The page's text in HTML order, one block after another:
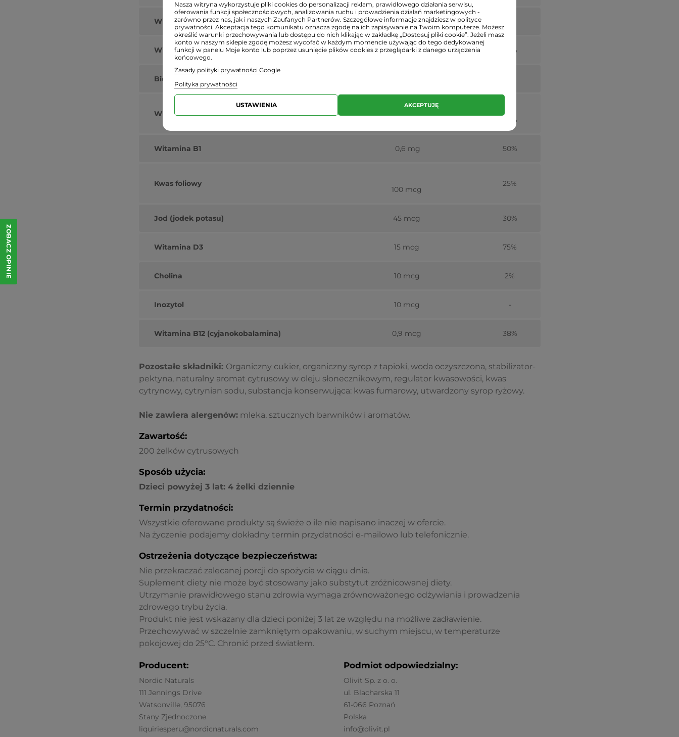
Witamina A (beta-karoten) 300 mcg
Witamina B6 0,5 mg 29%
Biotyna
Witamina B2 0,85 mg
65%
Witamina B1 0,6 mg 50%
Kwas foliowy
100 mcg
25%
Jod (jodek potasu) 45 mcg 30%
Witamina D3 15 mcg 75%
Cholina 10 mcg 2%
Inozytol 10 mcg -
Witamina B12 (cyjanokobalamina) 0,9 mcg 38%
Pozostałe składniki: Organiczny cukier, organiczny syrop z tapioki, woda oczyszczona, stabilizator-
pektyna, naturalny aromat cytrusowy w oleju słonecznikowym, regulator kwasowości, kwas
cytrynowy, cytrynian sodu, substancja konserwująca: kwas fumarowy, utwardzony syrop ryżowy.
Nie zawiera alergenów:mleka, sztucznych barwników i aromatów.
Zawartość:
200 żelków cytrusowych
Sposób użycia:
Dzieci powyżej 3 lat: 4 żelki dziennie
Termin przydatności:
Wszystkie oferowane produkty są świeże o ile nie napisano inaczej w ofercie.
Na życzenie podajemy dokładny termin przydatności e-mailowo lub telefonicznie.
Ostrzeżenia dotyczące bezpieczeństwa:
Nie przekraczać zalecanej porcji do spożycia w ciągu dnia.
Suplement diety nie może być stosowany jako substytut zróżnicowanej diety.
Utrzymanie prawidłowego stanu zdrowia wymaga zrównoważonego odżywiania i prowadzenia
zdrowego trybu życia.
Produkt nie jest wskazany dla dzieci poniżej 3 lat ze względu na możliwe zadławienie.
Przechowywać w szczelnie zamkniętym opakowaniu, w suchym miejscu, w temperaturze
pokojowej do 25°C. Chronić przed światłem.
Producent:
Nordic Naturals
111 Jennings Drive
Watsonville, 95076
Stany Zjednoczone
liquiriesperu@nordicnaturals.com
Podmiot odpowiedzialny:
Olivit Sp. z o. o.
ul. Blacharska 11
61-066 Poznań
Polska
info@olivit.pl
Nasza witryna wykorzystuje pliki cookies do personalizacji reklam, prawidłowego działania serwisu,
oferowania funkcji społecznościowych, analizowania ruchu i prowadzienia działań marketingowych -
zarówno przez nas, jak i naszych Zaufanych Partnerów. Szczegółowe informacje znajdziesz w polityce
prywatności. Akceptacja tego komunikatu oznacza zgodę na ich zapisywanie na Twoim komputerze. Możesz
określić warunki przechowywania lub dostępu do nich klikając w zakładkę „Dostosuj pliki cookie”. Jeżeli masz
konto w naszym sklepie zgodę możesz wycofać w każdym momencie używając do tego dedykowanej
funkcji w panelu Moje konto lub poprzez usunięcie plików cookies z przeglądarki z danego urządzenia
końcowego.
Zasady polityki prywatności Google
Polityka prywatności
USTAWIENIA AKCEPTUJĘ
ZOBACZ OPINIE